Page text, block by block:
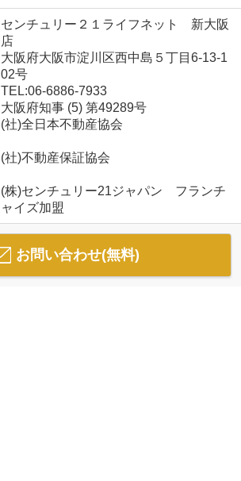
センチュリー２１ライフネット 新大阪
店
大阪府大阪市淀川区西中島５丁目6-13-1
02号
TEL:06-6886-7933
大阪府知事 (5) 第49289号
(社)全日本不動産協会
(社)不動産保証協会
(株)センチュリー21ジャパン フランチ
ャイズ加盟
お問い合わせ(無料)